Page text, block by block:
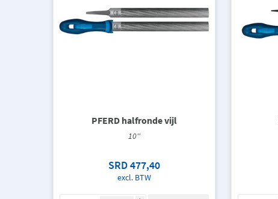
PFERD halfronde vijl
10''
SRD 477,40
excl. BTW